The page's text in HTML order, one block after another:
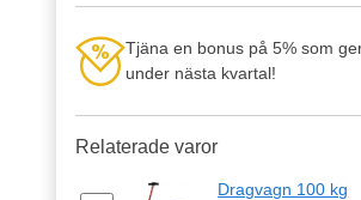
Tjäna en bonus på 5% som
under nästa kvartal!
Relaterade varor
Dragvagn 100 kg